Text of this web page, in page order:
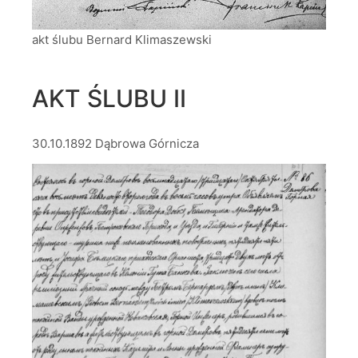
akt ślubu Bernard Klimaszewski
AKT ŚLUBU II
30.10.1892 Dąbrowa Górnicza